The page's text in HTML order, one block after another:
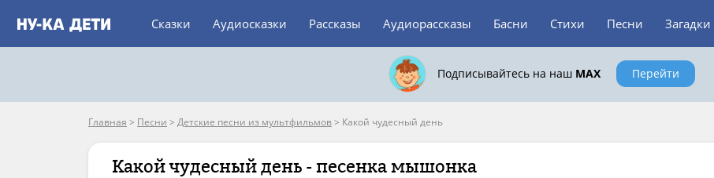
Сказки Аудиосказки Рассказы Аудиорассказы Басни Стихи Песни Загадки
Подписывайтесь на наш MAX Перейти
Главная > Песни > Детские песни из мультфильмов> Какой чудесный день
Какой чудесный день - песенка мышонка